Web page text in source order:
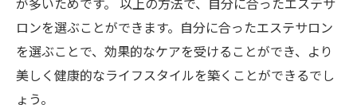
ロンを選ぶことができます。自分に合ったエステサロン
を選ぶことで、効果的なケアを受けることができ、より
美しく健康的なライフスタイルを築くことができるでし
ょう。